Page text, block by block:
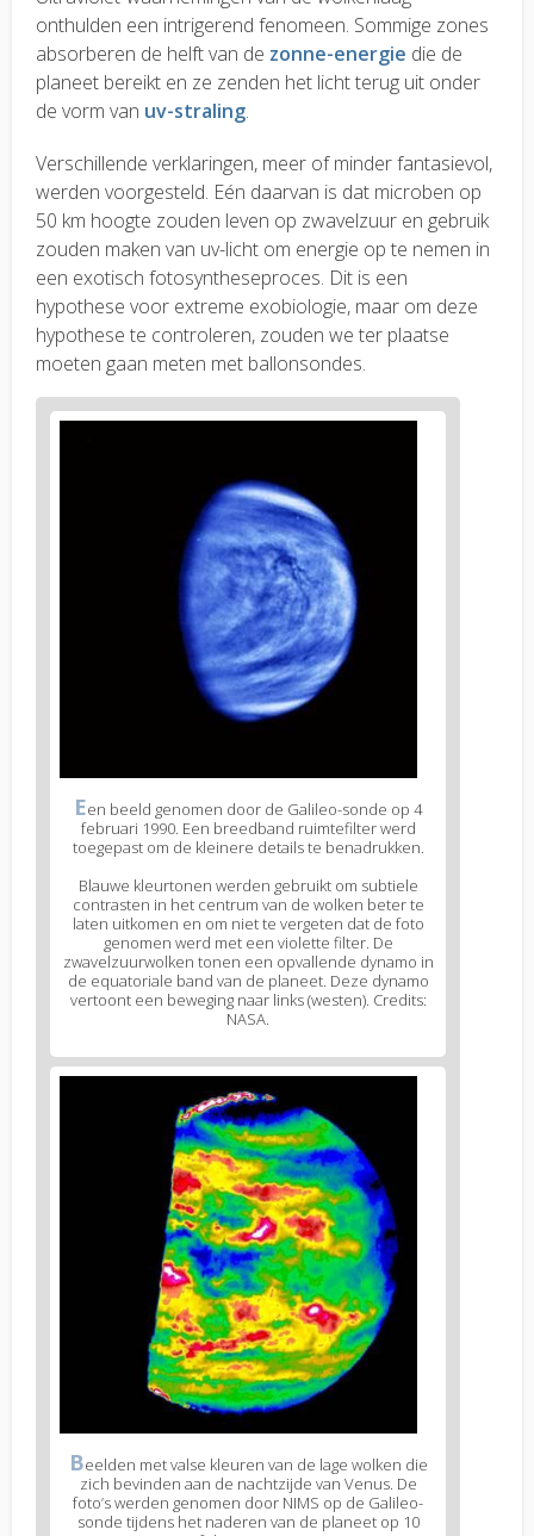
onthulden een intrigerend fenomeen. Sommige zones
absorberen de helft van de zonne-energie die de
planeet bereikt en ze zenden het licht terug uit onder
de vorm van uv-straling.
Verschillende verklaringen, meer of minder fantasievol,
werden voorgesteld. Eén daarvan is dat microben op
50 km hoogte zouden leven op zwavelzuur en gebruik
zouden maken van uv-licht om energie op te nemen in
een exotisch fotosyntheseproces. Dit is een
hypothese voor extreme exobiologie, maar om deze
hypothese te controleren, zouden we ter plaatse
moeten gaan meten met ballonsondes.
Een beeld genomen door de Galileo-sonde op 4
februari 1990. Een breedband ruimtefilter werd
toegepast om de kleinere details te benadrukken.
Blauwe kleurtonen werden gebruikt om subtiele
contrasten in het centrum van de wolken beter te
laten uitkomen en om niet te vergeten dat de foto
genomen werd met een violette filter. De
zwavelzuurwolken tonen een opvallende dynamo in
de equatoriale band van de planeet. Deze dynamo
vertoont een beweging naar links (westen). Credits:
NASA.
Beelden met valse kleuren van de lage wolken die
zich bevinden aan de nachtzijde van Venus. De
foto’s werden genomen door NIMS op de Galileo-
sonde tijdens het naderen van de planeet op 10